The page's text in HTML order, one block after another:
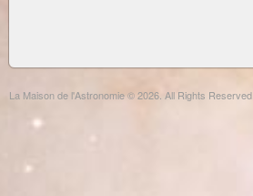
La Maison de l'Astronomie © 2026. All Rights Reserved.